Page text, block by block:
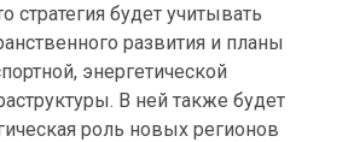
стратегия будет учитывать
развития и планы
энергетической
В ней также будет
роль новых регионов